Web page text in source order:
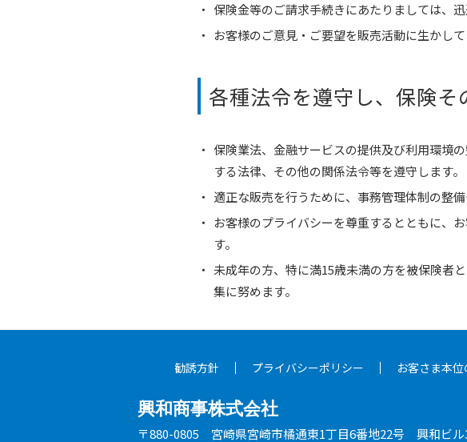
保険金等のご請求手続きにあたりましては、
お客様のご意見・ご要望を販売活動に生かして
各種法令を遵守し、保険
保険業法、金融サービスの提供及び利用環境
する法律、その他の関係法令等を遵守します。
適正な販売を行うために、事務管理体制の整
お客様のプライバシーを尊重するとともに、
す。
未成年の方、特に満15歳未満の方を被保険者
集に努めます。
勧誘方針 プライバシーポリシー お客さま本
興和商事株式会社
〒880-0805 宮崎県宮崎市橘通東1丁目6番地22号 興和ビ